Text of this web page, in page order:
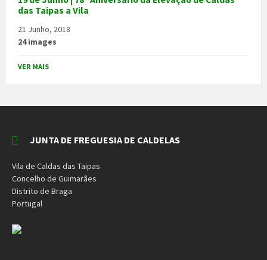
das Taipas a Vila
21 Junho, 2018
24 images
VER MAIS
JUNTA DE FREGUESIA DE CALDELAS
Vila de Caldas das Taipas
Concelho de Guimarães
Distrito de Braga
Portugal